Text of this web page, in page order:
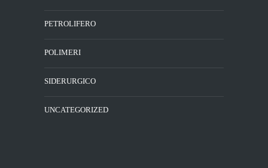
PETROLIFERO
POLIMERI
SIDERURGICO
UNCATEGORIZED